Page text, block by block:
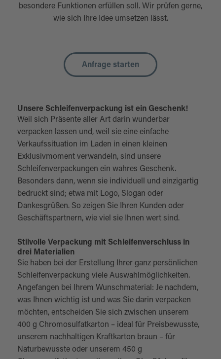
besondere Funktionen erfüllen soll. Wir prüfen gerne,
wie sich Ihre Idee umsetzen lässt.
Anfrage starten
Unsere Schleifenverpackung ist ein Geschenk!
Weil sich Präsente aller Art darin wunderbar
verpacken lassen und, weil sie eine einfache
Verkaufssituation im Laden in einen kleinen
Exklusivmoment verwandeln, sind unsere
Schleifenverpackungen ein wahres Geschenk.
Besonders dann, wenn sie individuell und einzigartig
bedruckt sind; etwa mit Logo, Slogan oder
Dankesgrüßen. So zeigen Sie Ihren Kunden oder
Geschäftspartnern, wie viel sie Ihnen wert sind.
Stilvolle Verpackung mit Schleifenverschluss in
drei Materialien
Sie haben bei der Erstellung Ihrer ganz persönlichen
Schleifenverpackung viele Auswahlmöglichkeiten.
Angefangen bei Ihrem Wunschmaterial: Je nachdem,
was Ihnen wichtig ist und was Sie darin verpacken
möchten, entscheiden Sie sich zwischen unserem
400 g Chromosulfatkarton – ideal für Preisbewusste,
unserem nachhaltigen Kraftkarton braun – für
Naturbewusste oder unserem 450 g